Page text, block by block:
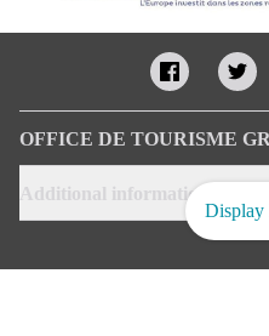
Display
OFFICE DE TOURISME
Additional informations